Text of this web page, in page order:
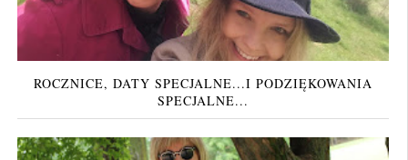
ROCZNICE, DATY SPECJALNE...I PODZIĘKOWANIA
SPECJALNE...